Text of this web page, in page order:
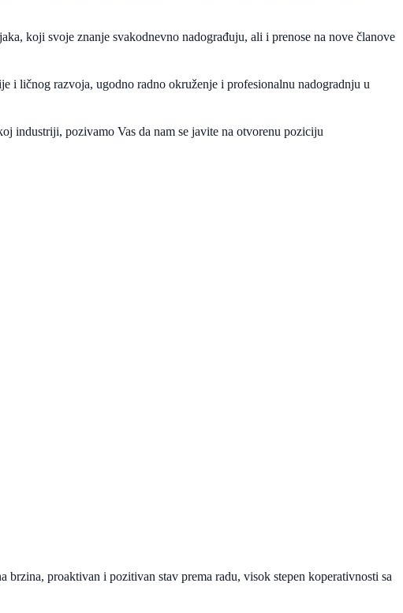
koji svoje znanje svakodnevno nadograđuju, ali i prenose na nove članove
i ličnog razvoja, ugodno radno okruženje i profesionalnu nadogradnju u
industriji, pozivamo Vas da nam se javite na otvorenu poziciju
proaktivan i pozitivan stav prema radu, visok stepen koperativnosti sa